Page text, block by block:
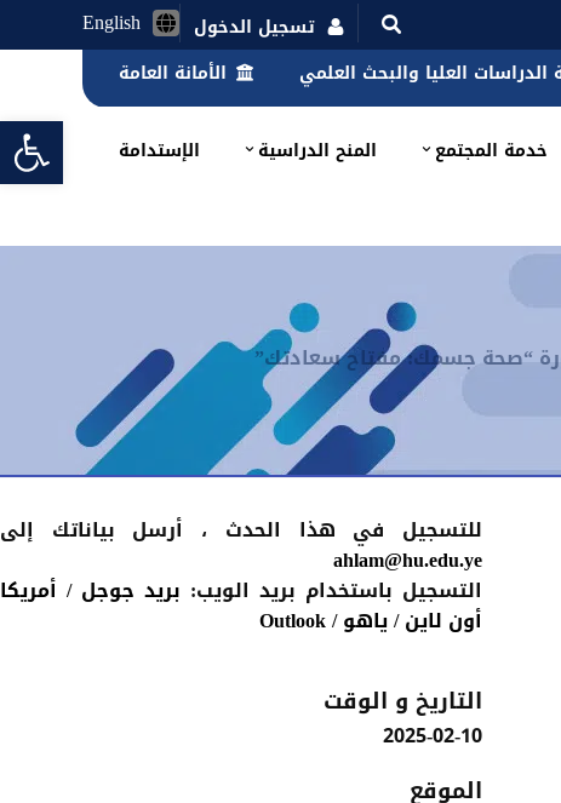
English
تسجيل الدخول
الدراسات العليا والبحث العلمي الأمانة العامة
خدمة المجتمع المنح الدراسية الإستدامة
“صحة جسمك: مفتاح سعادتك”
للتسجيل في هذا الحدث ، أرسل بياناتك إلى
ahlam@hu.edu.ye
التسجيل باستخدام بريد الويب: بريد جوجل/ أمريكا
أون لاين/ياهو/
Outlook
التاريخ و الوقت
2025-02-10
الموقع